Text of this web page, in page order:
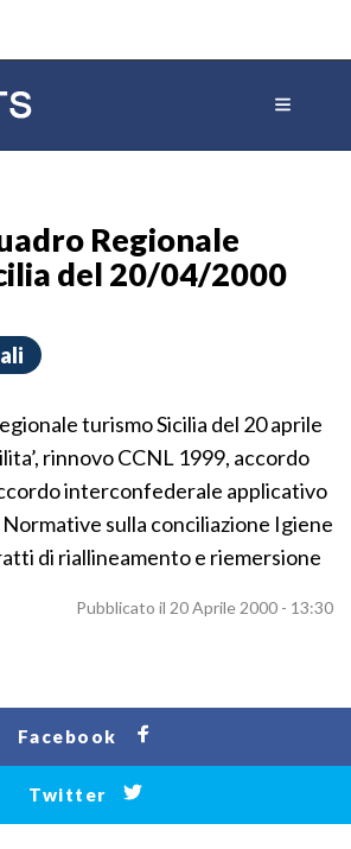
Regionale
del 20/04/2000
turismo Sicilia del 20 aprile
rinnovo CCNL 1999, accordo
interconfederale applicativo
sulla conciliazione Igiene
di riallineamento e riemersione
Pubblicato il 20 Aprile 2000 - 13:30
Facebook
Twitter